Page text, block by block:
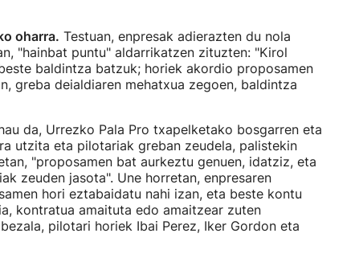
oharra. Testuan, enpresak adierazten du nola
"hainbat puntu" aldarrikatzen zituzten: "Kirol
baldintza batzuk; horiek akordio proposamen
greba deialdiaren mehatxua zegoen, baldintza
da, Urrezko Pala Pro txapelketako bosgarren eta
utzita eta pilotariak greban zeudela, palistekin
"proposamen bat aurkeztu genuen, idatziz, eta
zeuden jasota". Une horretan, enpresaren
hori eztabaidatu nahi izan, eta beste kontu
kontratua amaituta edo amaitzear zuten
pilotari horiek Ibai Perez, Iker Gordon eta